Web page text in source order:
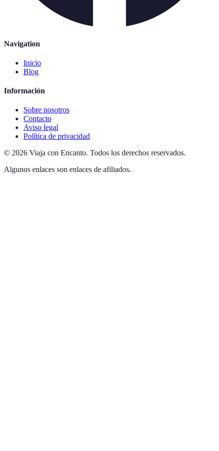
Navigation
Inicio
Blog
Información
Sobre nosotros
Contacto
Aviso legal
Política de privacidad
© 2026 Viaja con Encanto. Todos los derechos reservados.
Algunos enlaces son enlaces de afiliados.